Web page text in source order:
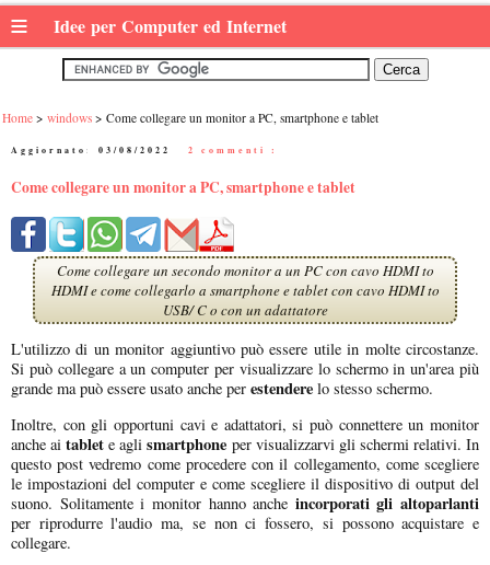
≡ Idee per Computer ed Internet
Home windows Come collegare un monitor a PC, smartphone e tablet
Aggiornato: 03/08/2022 2 commenti :
Come collegare un monitor a PC, smartphone e tablet
Come collegare un secondo monitor a un PC con cavo HDMI to
HDMI e come collegarlo a smartphone e tablet con cavo HDMI to
USB/ C o con un adattatore
L'utilizzo di un monitor aggiuntivo può essere utile in molte circostanze.
Si può collegare a un computer per visualizzare lo schermo in un'area più
grande ma può essere usato anche per estendere lo stesso schermo.
Inoltre, con gli opportuni cavi e adattatori, si può connettere un monitor
anche ai tablet e aglismartphone per visualizzarvi gli schermi relativi. In
questo post vedremo come procedere con il collegamento, come scegliere
le impostazioni del computer e come scegliere il dispositivo di output del
suono. Solitamente i monitor hanno anche incorporati gli altoparlanti
per riprodurre l'audio ma, se non ci fossero, si possono acquistare e
collegare.